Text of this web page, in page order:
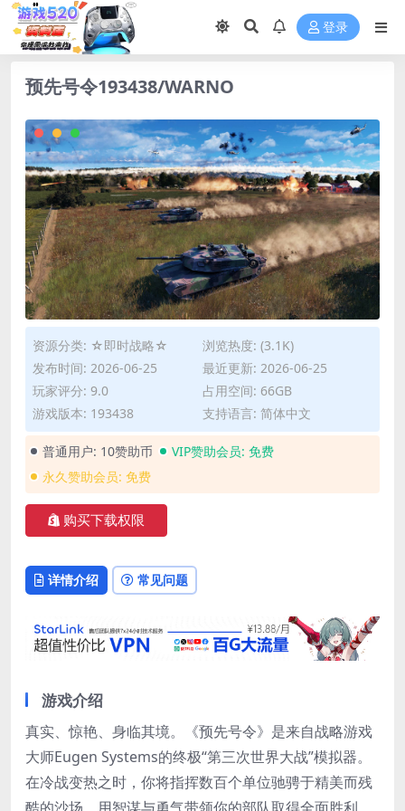
登录
预先号令193438/WARNO
资源分类: ☆即时战略☆
浏览热度: (3.1K)
发布时间: 2026-06-25
最近更新: 2026-06-25
玩家评分: 9.0
占用空间: 66GB
游戏版本: 193438
支持语言: 简体中文
普通用户: 10赞助币 VIP赞助会员: 免费
永久赞助会员: 免费
购买下载权限
详情介绍 常见问题
游戏介绍
真实、惊艳、身临其境。《预先号令》是来自战略游戏
大师Eugen Systems的终极“第三次世界大战”模拟器。
在冷战变热之时，你将指挥数百个单位驰骋于精美而残